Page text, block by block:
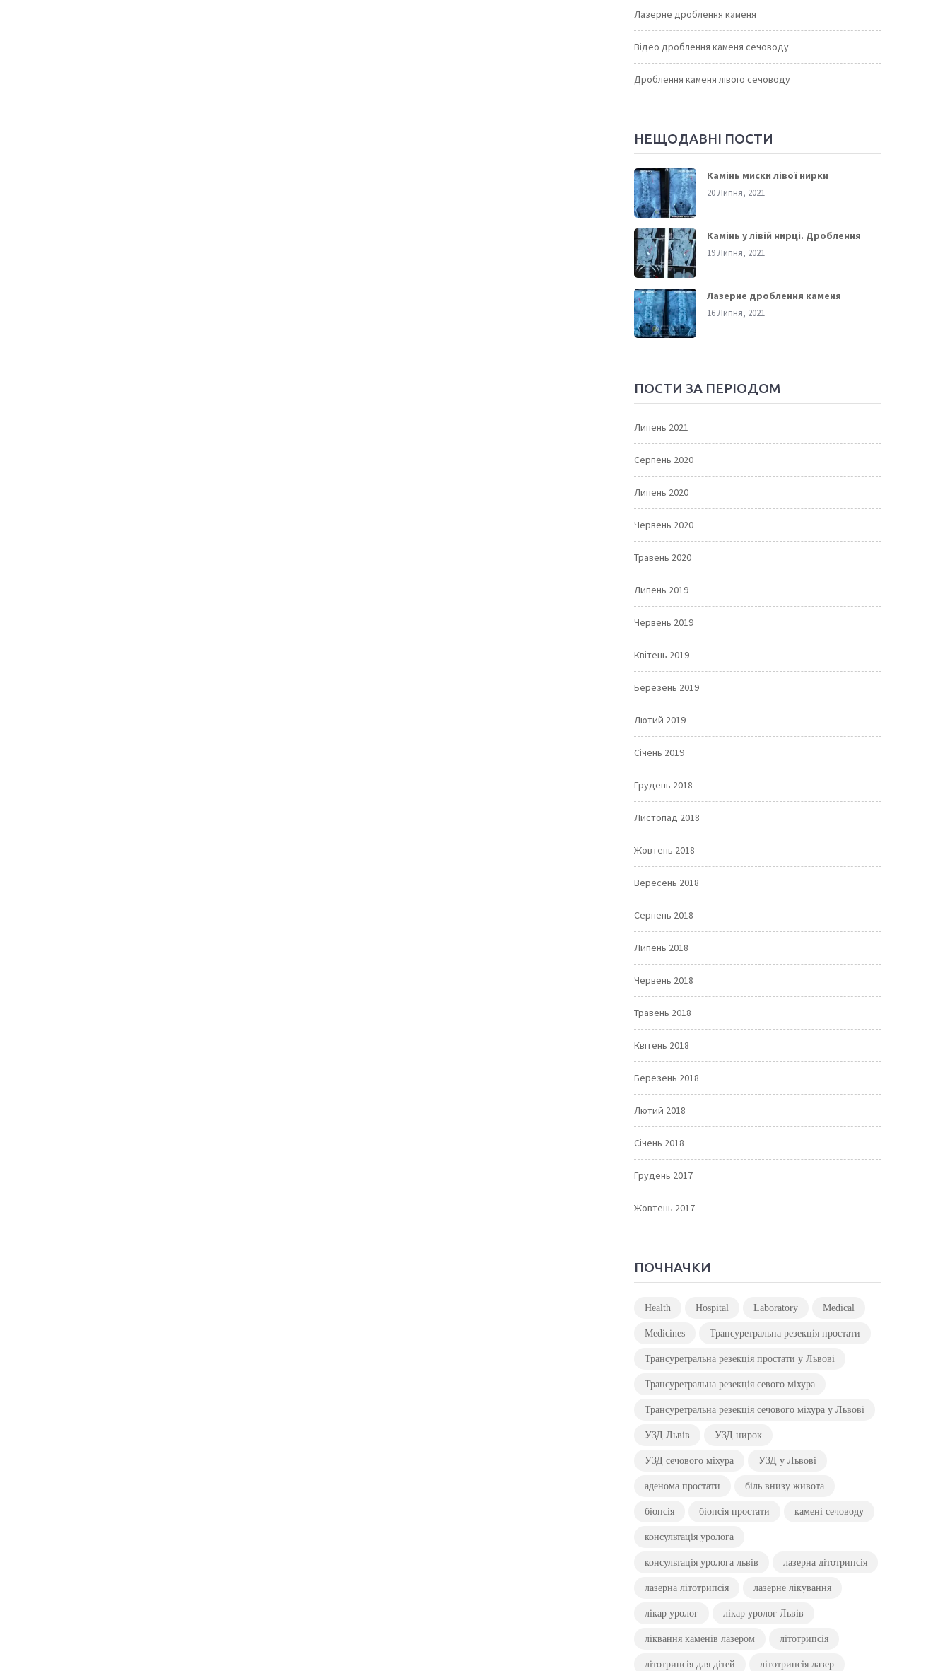
Лазерне дроблення каменя
Відео дроблення каменя сечоводу
Дроблення каменя лівого сечоводу
НЕЩОДАВНІ ПОСТИ
Камінь миски лівої нирки
20 Липня, 2021
Камінь у лівій нирці. Дроблення
19 Липня, 2021
Лазерне дроблення каменя
16 Липня, 2021
ПОСТИ ЗА ПЕРІОДОМ
Липень 2021
Серпень 2020
Липень 2020
Червень 2020
Травень 2020
Липень 2019
Червень 2019
Квітень 2019
Березень 2019
Лютий 2019
Січень 2019
Грудень 2018
Листопад 2018
Жовтень 2018
Вересень 2018
Серпень 2018
Липень 2018
Червень 2018
Травень 2018
Квітень 2018
Березень 2018
Лютий 2018
Січень 2018
Грудень 2017
Жовтень 2017
ПОЧНАЧКИ
Health Hospital Laboratory Medical
Medicines Трансуретральна резекція простати
Трансуретральна резекція простати у Львові
Трансуретральна резекція севого міхура
Трансуретральна резекція сечового міхура у Львові
УЗД Львів УЗД нирок
УЗД сечового міхура УЗД у Львові
аденома простати біль внизу живота
біопсія біопсія простати камені сечоводу
консультація уролога
консультація уролога львів лазерна дітотрипсія
лазерна літотрипсія лазерне лікування
лікар уролог лікар уролог Львів
ліквання каменів лазером літотрипсія
літотрипсія для дітей літотрипсія лазер